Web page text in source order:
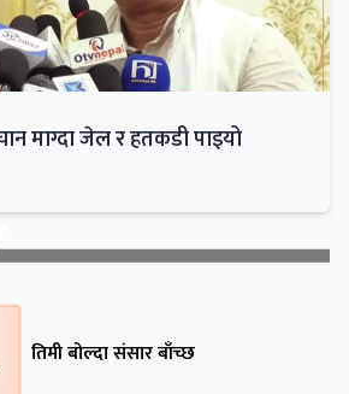
माग्दा जेल र हतकडी पाइयो
तिमी बोल्दा संसार बाँच्छ